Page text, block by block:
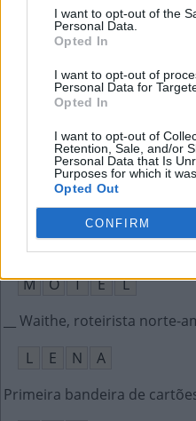
I want to opt-out of the
Personal Data.
Opted In
I want to opt-out of
Personal Data for
Opted In
I want to opt-out of
Retention, Sale, and/or
Personal Data that Is
Purposes for which it
Opted Out
CONFIRM
Mexe, remexe:
Como o Ministério da
E
C
Outro nome para a planta
B A N
O
Tipo de hotel usado para
M
O T E
L
__ Waithe, roteirista norte-
L
E N
A
Primeira bandeira de